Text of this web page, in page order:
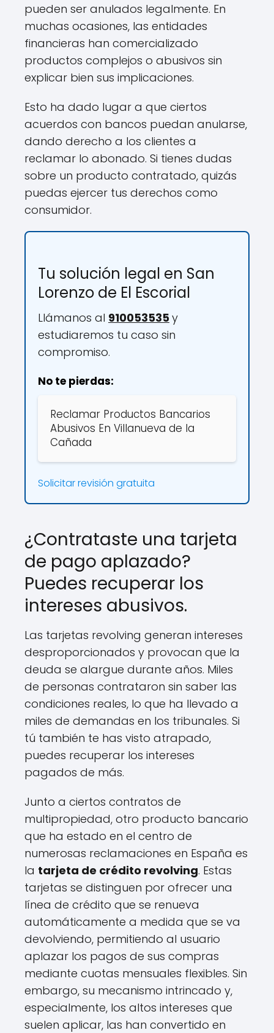
pueden ser anulados legalmente. En
muchas ocasiones, las entidades
financieras han comercializado
productos complejos o abusivos sin
explicar bien sus implicaciones.
Esto ha dado lugar a que ciertos
acuerdos con bancos puedan anularse,
dando derecho a los clientes a
reclamar lo abonado. Si tienes dudas
sobre un producto contratado, quizás
puedas ejercer tus derechos como
consumidor.
Tu solución legal en San
Lorenzo de El Escorial
Llámanos al 910053535y
estudiaremos tu caso sin
compromiso.
No te pierdas:
Reclamar Productos Bancarios
Abusivos En Villanueva de la
Cañada
Solicitar revisión gratuita
¿Contrataste una tarjeta
de pago aplazado?
Puedes recuperar los
intereses abusivos.
Las tarjetas revolving generan intereses
desproporcionados y provocan que la
deuda se alargue durante años. Miles
de personas contrataron sin saber las
condiciones reales, lo que ha llevado a
miles de demandas en los tribunales. Si
tú también te has visto atrapado,
puedes recuperar los intereses
pagados de más.
Junto a ciertos contratos de
multipropiedad, otro producto bancario
que ha estado en el centro de
numerosas reclamaciones en España es
la tarjeta de crédito revolving. Estas
tarjetas se distinguen por ofrecer una
línea de crédito que se renueva
automáticamente a medida que se va
devolviendo, permitiendo al usuario
aplazar los pagos de sus compras
mediante cuotas mensuales flexibles. Sin
embargo, su mecanismo intrincado y,
especialmente, los altos intereses que
suelen aplicar, las han convertido en